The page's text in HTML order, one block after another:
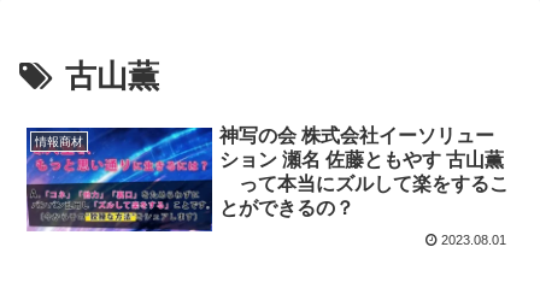
古山薫
情報商材
神写の会 株式会社イーソリュー
ション 瀬名 佐藤ともやす 古山薫
って本当にズルして楽をするこ
とができるの？
2023.08.01